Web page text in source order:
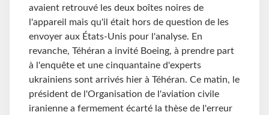
avaient retrouvé les deux boîtes noires de
l'appareil mais qu'il était hors de question de les
envoyer aux États-Unis pour l'analyse. En
revanche, Téhéran a invité Boeing, à prendre part
à l'enquête et une cinquantaine d'experts
ukrainiens sont arrivés hier à Téhéran. Ce matin, le
président de l'Organisation de l'aviation civile
iranienne a fermement écarté la thèse de l'erreur